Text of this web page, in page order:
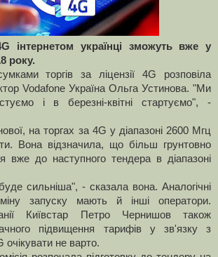
інтернетом українці зможуть вже у
року.
торгів за ліцензії 4G розповіла
Vodafone Україна Ольга Устинова. "Ми
і в березні-квітні стартуємо", -
на торгах за 4G у діапазоні 2600 Мгц
Вона відзначила, що більш грунтовно
вже до наступного тендера в діапазоні
сильніша", - сказала вона. Аналогічні
запуску мають й інші оператори.
Київстар Петро Чернишов також
підвищення тарифів у зв'язку з
не варто.